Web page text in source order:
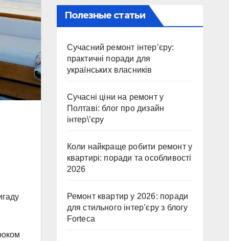
Полезные статьи
Сучасний ремонт інтер’єру:
практичні поради для
українських власників
Сучасні ціни на ремонт у
Полтаві: блог про дизайн
інтер\’єру
Коли найкраще робити ремонт у
квартирі: поради та особливості
2026
Ремонт квартир у 2026: поради
для стильного інтер’єру з блогу
Forteca